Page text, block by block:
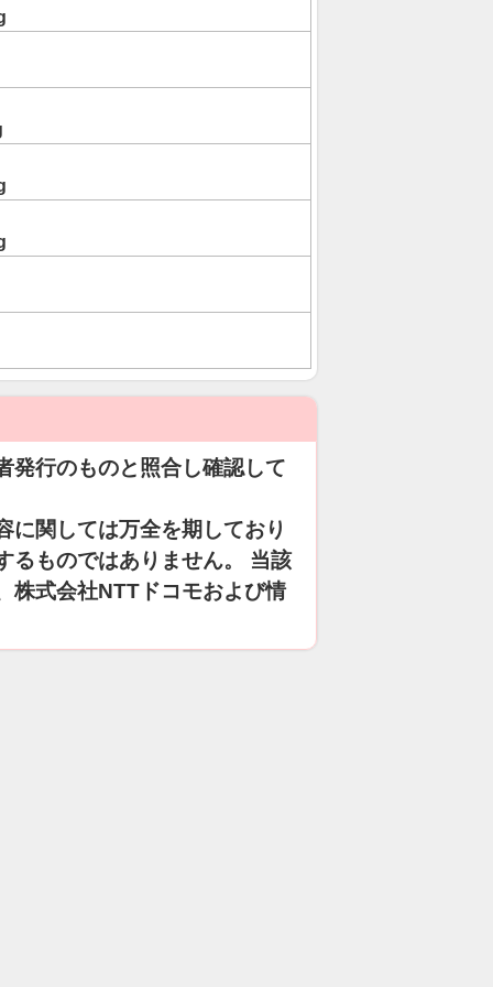
発行のものと照合し確認して
に関しては万全を期しており
るものではありません。 当該
株式会社NTTドコモおよび情